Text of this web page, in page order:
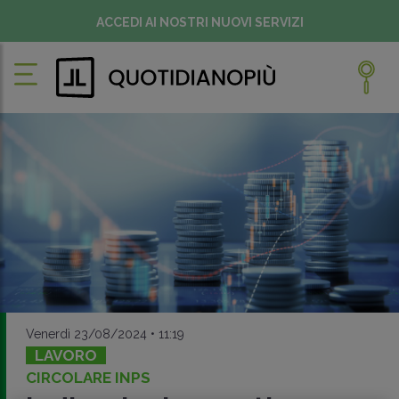
ACCEDI AI NOSTRI NUOVI SERVIZI
Venerdì 23/08/2024 • 11:19
LAVORO
CIRCOLARE INPS